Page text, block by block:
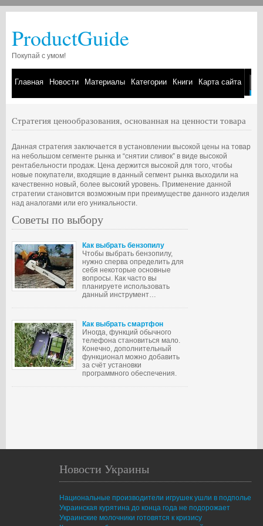
ProductGuide
Покупай с умом!
Главная Новости Материалы Категории Книги Карта сайта
Стратегия ценообразования, основанная на ценности товара
Данная стратегия заключается в установлении высокой цены на товар
на небольшом сегменте рынка и “снятии сливок” в виде высокой
рентабельности продаж. Цена держится высокой для того, чтобы
новые покупатели, входящие в данный сегмент рынка выходили на
качественно новый, более высокий уровень. Применение данной
стратегии становится возможным при преимуществе данного изделия
над аналогами или его уникальности.
Советы по выбору
Как выбрать бензопилу
Чтобы выбрать бензопилу,
нужно сперва определить для
себя некоторые основные
вопросы. Как часто вы
планируете использовать
данный инструмент…
Как выбрать смартфон
Иногда, функций обычного
телефона становиться мало.
Конечно, дополнительный
функционал можно добавить
за счёт установки
программного обеспечения.
Новости Украины
Национальные производители игрушек ушли в подполье
Украинская курятина до конца года не подорожает
Украинские молочники готовятся к кризису